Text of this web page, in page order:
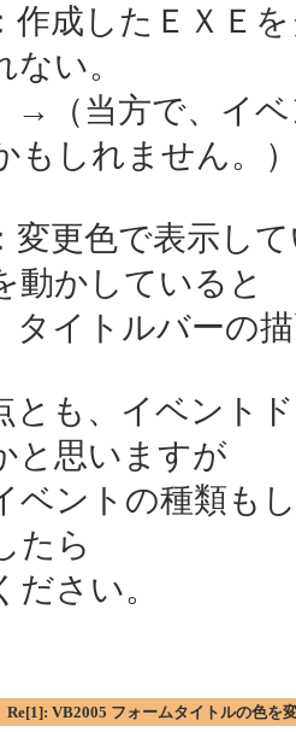
作成したＥＸＥ
ない。
で、イベン
もしれません。
変更色で表示し
動かしていると
ルバーの描画
とも、イベント
と思いますが
ベントの種類も
たら
ださい。
Re[1]: VB2005 フォームタイトルの色を